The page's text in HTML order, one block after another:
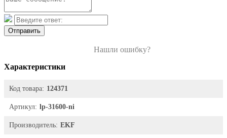
Отправить
Нашли ошибку?
Характеристики
Код товара: 124371
Артикул: lp-31600-ni
Производитель: EKF